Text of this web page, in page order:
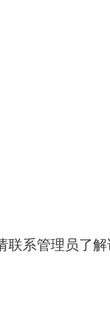
联系管理员了